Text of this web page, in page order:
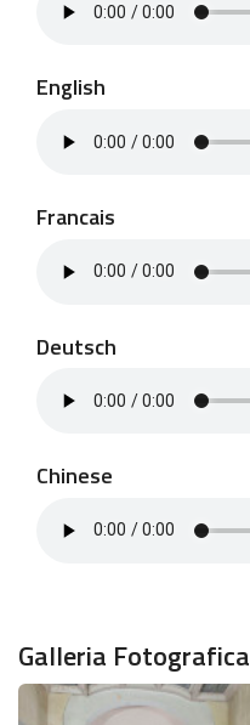
English
Francais
Deutsch
Chinese
Galleria Fotografica